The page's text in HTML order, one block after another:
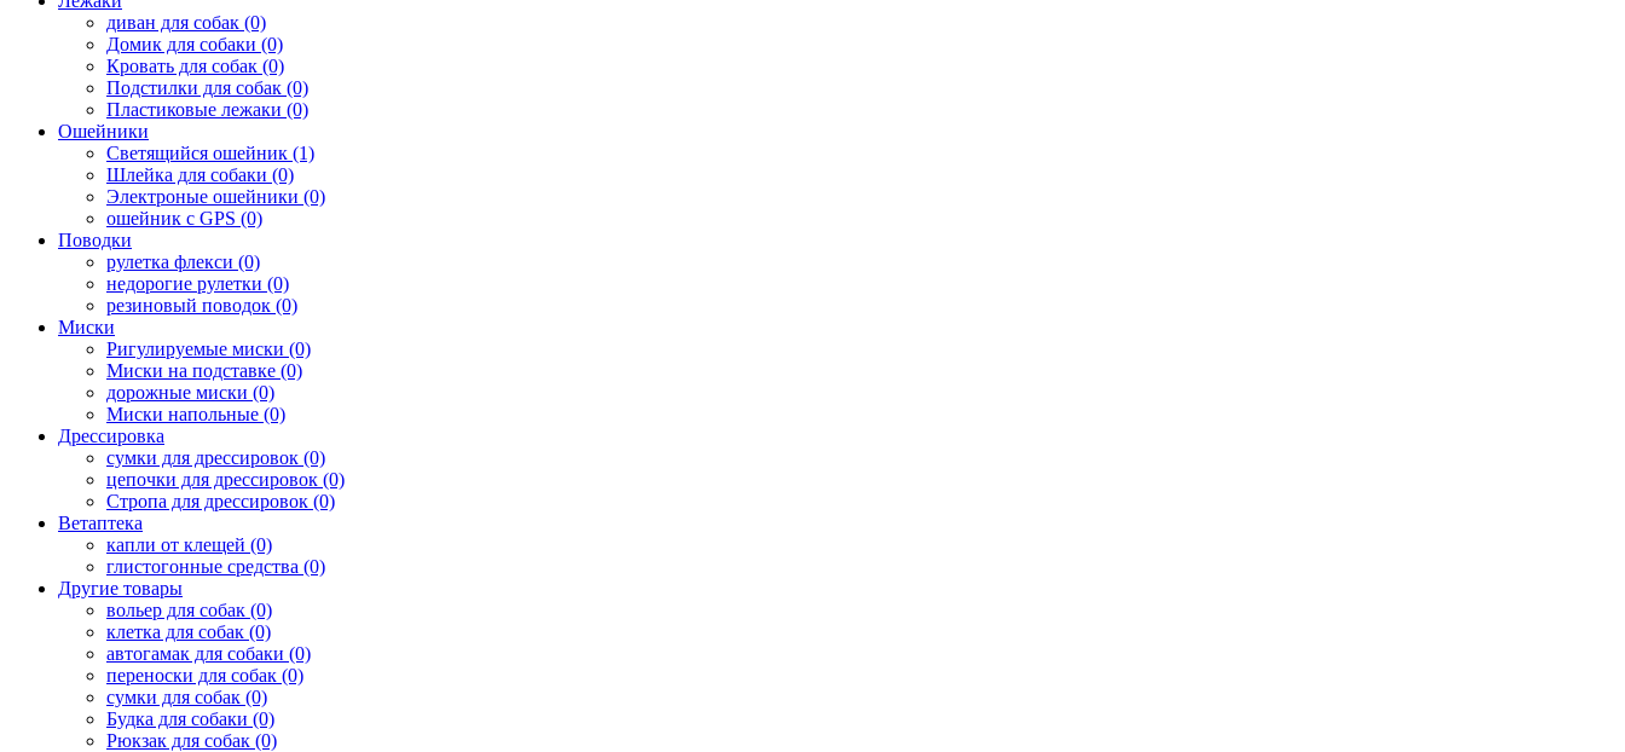
диван для собак (0)
Домик для собаки (0)
Кровать для собак (0)
Подстилки для собак (0)
Пластиковые лежаки (0)
Ошейники
Светящийся ошейник (1)
Шлейка для собаки (0)
Электроные ошейники (0)
ошейник с GPS (0)
Поводки
рулетка флекси (0)
недорогие рулетки (0)
резиновый поводок (0)
Миски
Ригулируемые миски (0)
Миски на подставке (0)
дорожные миски (0)
Миски напольные (0)
Дрессировка
сумки для дрессировок (0)
цепочки для дрессировок (0)
Стропа для дрессировок (0)
Ветаптека
капли от клещей (0)
глистогонные средства (0)
Другие товары
вольер для собак (0)
клетка для собак (0)
автогамак для собаки (0)
переноски для собак (0)
сумки для собак (0)
Будка для собаки (0)
Рюкзак для собак (0)